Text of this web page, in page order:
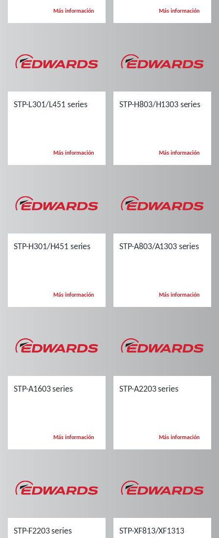
Más información Más información
STP-L301/L451 series
Más información
STP-H803/H1303 series
Más información
STP-H301/H451 series
Más información
STP-A803/A1303 series
Más información
STP-A1603 series
Más información
STP-A2203 series
Más información
STP-F2203 series
STP-XF813/XF1313